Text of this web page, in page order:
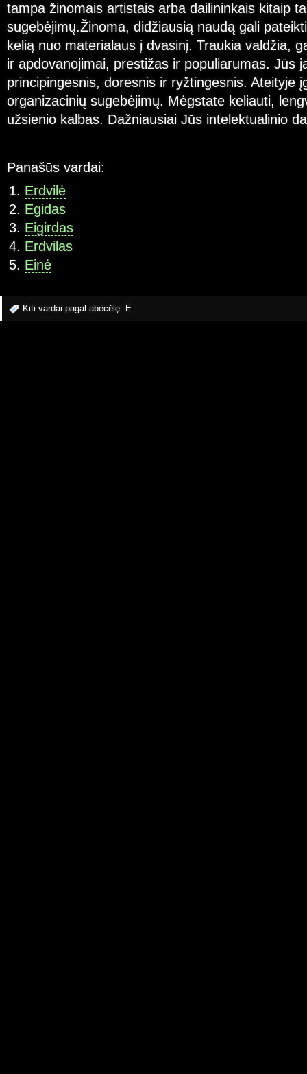
tampa žinomais artistais arba dailininkais kitaip
sugebėjimų.Žinoma, didžiausią naudą gali
kelią nuo materialaus į dvasinį. Traukia valdžia,
ir apdovanojimai, prestižas ir populiarumas. Jūs
principingesnis, doresnis ir ryžtingesnis. Ateityje
organizacinių sugebėjimų. Mėgstate keliauti,
užsienio kalbas. Dažniausiai Jūs intelektualinio
Panašūs vardai:
Erdvilė
Egidas
Eigirdas
Erdvilas
Einė
Kiti vardai pagal abėcėlę: E